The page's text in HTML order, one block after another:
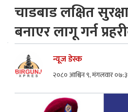
चाडबाड लक्षित
बनाएर लागू गर्न
न्यूज डेस्क
२०८० आश्विन ९, मंगलवार